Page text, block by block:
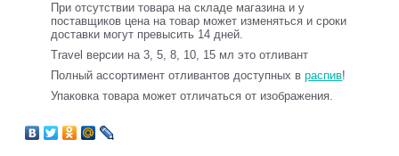
При отсутствии товара на складе магазина и у
поставщиков цена на товар может изменяться и сроки
доставки могут превысить 14 дней.
Travel версии на 3, 5, 8, 10, 15 мл это отливант
Полный ассортимент отливантов доступных враспив!
Упаковка товара может отличаться от изображения.